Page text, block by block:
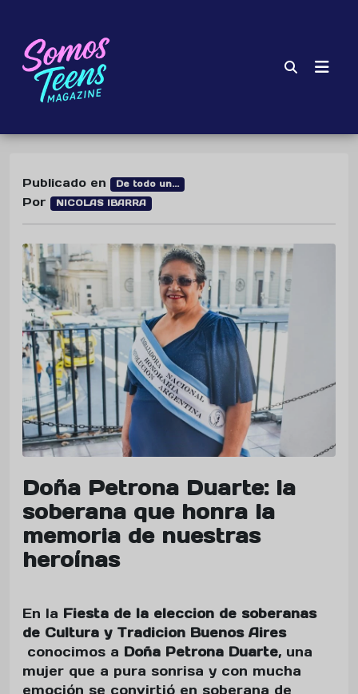
Publicado en De todo un...
Por NICOLAS IBARRA
Doña Petrona Duarte: la
soberana que honra la
memoria de nuestras
heroínas
En la Fiesta de la eleccion de soberanas
de Cultura y Tradicion Buenos Aires
conocimos a Doña Petrona Duarte, una
mujer que a pura sonrisa y con mucha
emoción se convirtió en soberana de